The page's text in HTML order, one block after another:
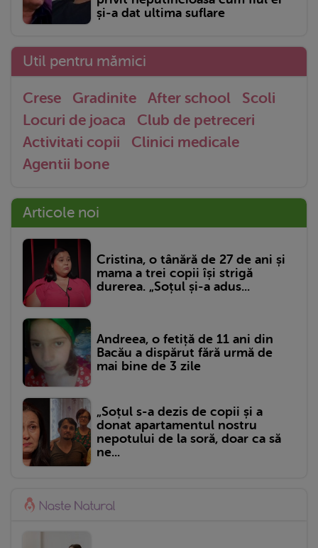
și-a dat ultima suflare
Util pentru mămici
Crese Gradinite After school
Scoli
Locuri de joaca
Club de petreceri
Activitati copii
Clinici medicale
Agentii bone
Articole noi
Cristina, o tânără de 27 de ani și
mama a trei copii își strigă
durerea. „Soțul și-a adus...
Andreea, o fetiță de 11 ani din
Bacău a dispărut fără urmă de
mai bine de 3 zile
„Soțul s-a dezis de copii și a
donat apartamentul nostru
nepotului de la soră, doar ca să
ne...